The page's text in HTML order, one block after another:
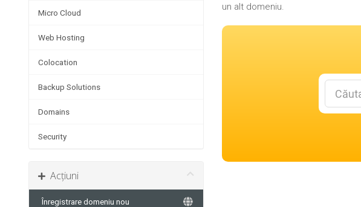
Micro Cloud
Web Hosting
Colocation
Backup Solutions
Domains
Security
Acțiuni
Înregistrare domeniu nou
un alt domeniu.